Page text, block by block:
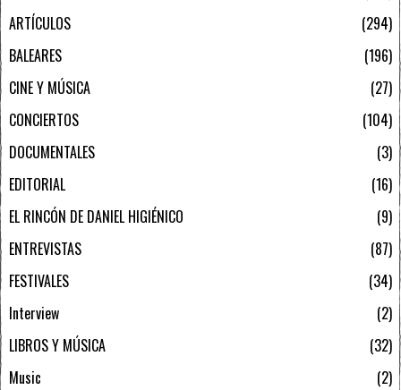
ARTÍCULOS
294
BALEARES
196
CINE Y MÚSICA
27
CONCIERTOS
104
DOCUMENTALES
3
EDITORIAL
16
EL RINCÓN DE DANIEL HIGIÉNICO
9
ENTREVISTAS
87
FESTIVALES
34
Interview
2
LIBROS Y MÚSICA
32
Music
2